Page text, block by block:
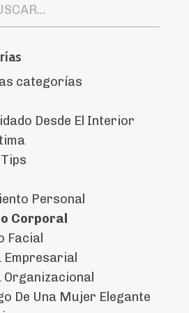
categorías
Desde El Interior
Personal
Corporal
Facial
De Una Mujer Elegante